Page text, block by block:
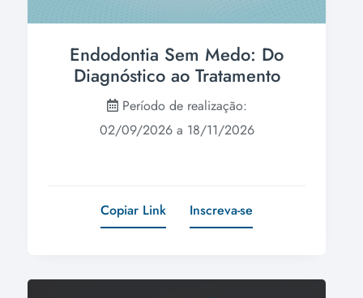
Endodontia Sem Medo: Do
Diagnóstico ao Tratamento
Período de realização:
02/09/2026 a 18/11/2026
Copiar Link Inscreva-se